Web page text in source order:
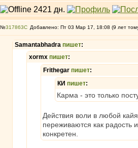
№317863 Добавлено: Пт 03 Мар 17, 18:08 (9 лет
Samantabhadra пишет:
xormx пишет:
Frithegar пишет:
КИ пишет:
Карма - это только
Действия воли в любой
переживаются как
конкретен.